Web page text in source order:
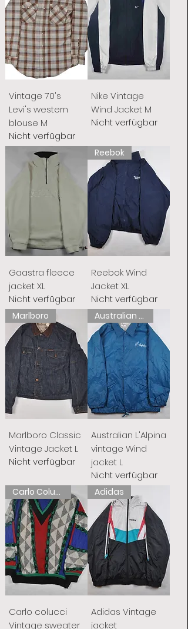
Vintage 70's
Levi's western
blouse M
Nicht verfügbar
Nike Vintage
Wind Jacket M
Nicht verfügbar
Gaastra fleece
jacket XL
Nicht verfügbar
Reebok
Reebok Wind
Jacket XL
Nicht verfügbar
Marlboro
Marlboro Classic
Vintage Jacket L
Nicht verfügbar
Australian L'Alpina
Australian L'Alpina
vintage Wind
jacket L
Nicht verfügbar
Carlo Colucci
Carlo colucci
Vintage sweater
Adidas
Adidas Vintage
jacket